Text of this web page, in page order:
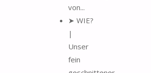
von...
➤ WIE?
|
Unser
fein